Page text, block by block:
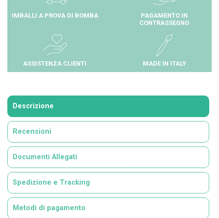
IMBALLI A PROVA DI BOMBA
PAGAMENTO IN
CONTRASSEGNO
ASSISTENZA CLIENTI MADE IN ITALY
Descrizione
Recensioni
Documenti Allegati
Spedizione e Tracking
Metodi di pagamento